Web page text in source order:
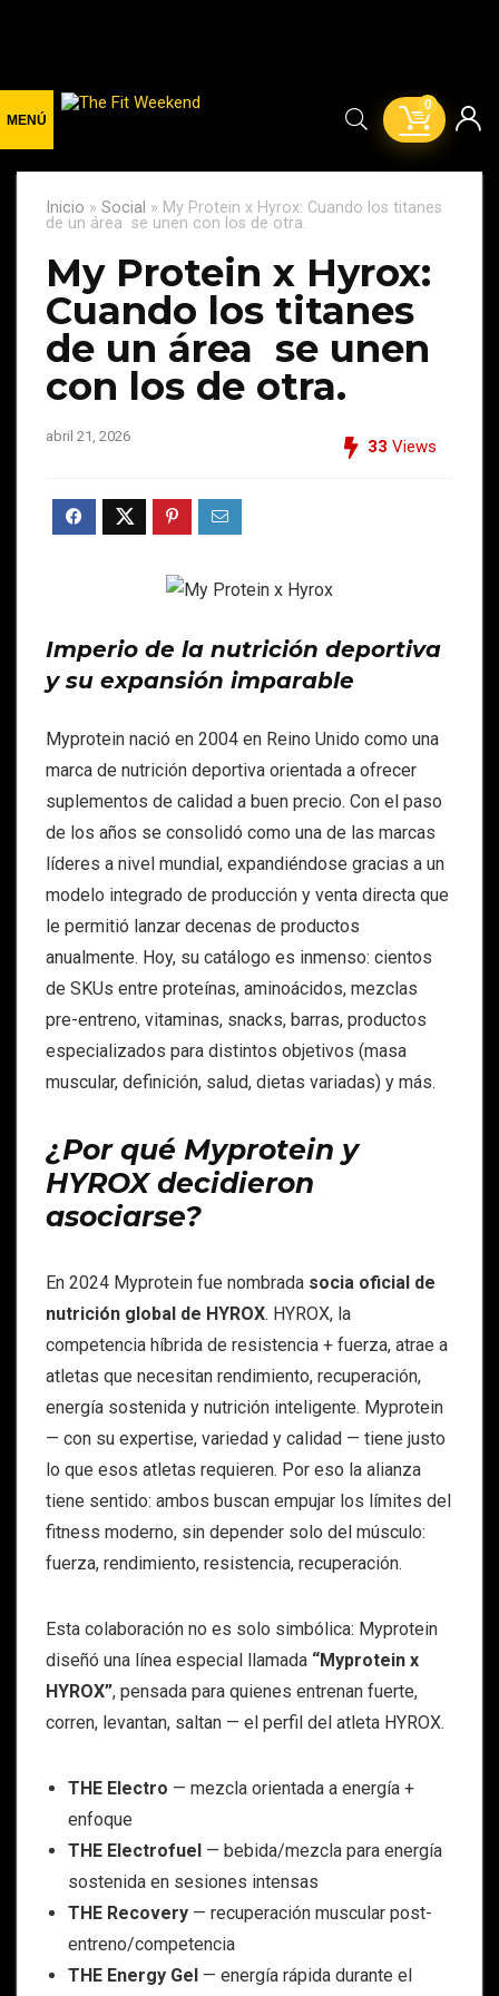
0
Inicio » Social » My Protein x Hyrox: Cuando los titanes
de un área se unen con los de otra.
My Protein x Hyrox:
Cuando los titanes
de un área se unen
con los de otra.
abril 21, 2026
33 Views
Imperio de la nutrición deportiva
y su expansión imparable
Myprotein nació en 2004 en Reino Unido como una
marca de nutrición deportiva orientada a ofrecer
suplementos de calidad a buen precio. Con el paso
de los años se consolidó como una de las marcas
líderes a nivel mundial, expandiéndose gracias a un
modelo integrado de producción y venta directa que
le permitió lanzar decenas de productos
anualmente. Hoy, su catálogo es inmenso: cientos
de SKUs entre proteínas, aminoácidos, mezclas
pre-entreno, vitaminas, snacks, barras, productos
especializados para distintos objetivos (masa
muscular, definición, salud, dietas variadas) y más.
¿Por qué Myprotein y
HYROX decidieron
asociarse?
En 2024 Myprotein fue nombrada socia oficial de
nutrición global de HYROX. HYROX, la
competencia híbrida de resistencia + fuerza, atrae a
atletas que necesitan rendimiento, recuperación,
energía sostenida y nutrición inteligente. Myprotein
— con su expertise, variedad y calidad — tiene justo
lo que esos atletas requieren. Por eso la alianza
tiene sentido: ambos buscan empujar los límites del
fitness moderno, sin depender solo del músculo:
fuerza, rendimiento, resistencia, recuperación.
Esta colaboración no es solo simbólica: Myprotein
diseñó una línea especial llamada “Myprotein x
HYROX”, pensada para quienes entrenan fuerte,
corren, levantan, saltan — el perfil del atleta HYROX.
THE Electro — mezcla orientada a energía +
enfoque
THE Electrofuel — bebida/mezcla para energía
sostenida en sesiones intensas
THE Recovery — recuperación muscular post-
entreno/competencia
THE Energy Gel — energía rápida durante el